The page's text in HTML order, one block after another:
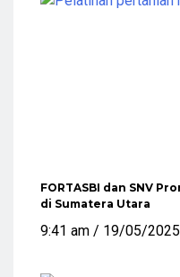
FORTASBI dan SNV
di Sumatera Utara
9:41 am 19/05/2025